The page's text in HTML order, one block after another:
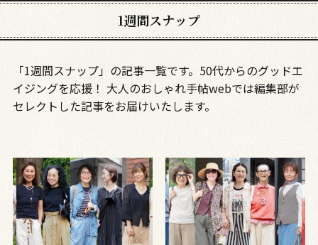
1週間スナップ
「1週間スナップ」の記事一覧です。50代からのグッドエ
イジングを応援！ 大人のおしゃれ手帖webでは編集部が
セレクトした記事をお届けいたします。